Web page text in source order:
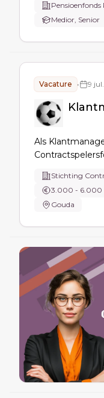
projecten, leid
impact- en
Pensioenfonds
Medior, Senior
Vacature • 9
Als
ploegen en
administratie
Stichting
3.000 - 6.000
Gouda